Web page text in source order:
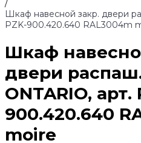
/
Шкаф навесной закр. двери
PZK-900.420.640 RAL3004m
Шкаф
двери
ONTARIO, арт.
900.420.640
moire